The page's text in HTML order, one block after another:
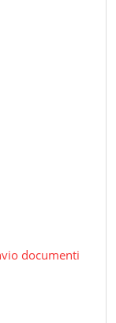
documenti